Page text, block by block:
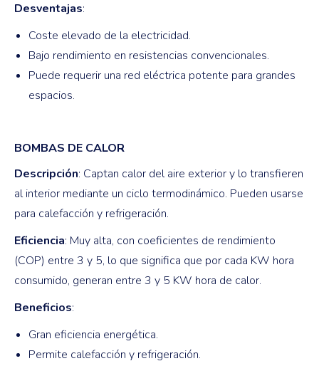
Desventajas:
Coste elevado de la electricidad.
Bajo rendimiento en resistencias convencionales.
Puede requerir una red eléctrica potente para grandes
espacios.
BOMBAS DE CALOR
Descripción: Captan calor del aire exterior y lo transfieren
al interior mediante un ciclo termodinámico. Pueden usarse
para calefacción y refrigeración.
Eficiencia: Muy alta, con coeficientes de rendimiento
(COP) entre 3 y 5, lo que significa que por cada KW hora
consumido, generan entre 3 y 5 KW hora de calor.
Beneficios:
Gran eficiencia energética.
Permite calefacción y refrigeración.